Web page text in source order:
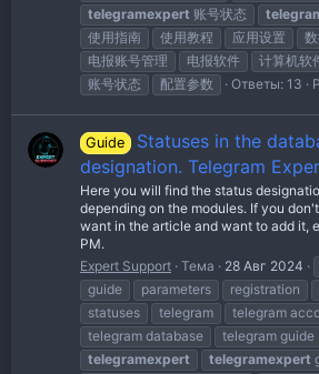
telegramexpert 账号状态
使用指南
使用教程 应用设置
电报账号管理
电报软件 计算机软
账号状态
配置参数 Ответы: 13
Guide
Statuses in the
designation. Telegram
Here you will find the status
depending on the modules. If you
want in the article and want to add it,
PM.
Expert Support Тема 28 Авг 2024
guide
parameters registration
statuses
telegram
telegram
telegram database
telegram guide
telegramexpert
telegramexpert